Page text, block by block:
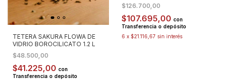
TETERA SAKURA FLOWA DE
VIDRIO BOROCILICATO 1.2 L
$48.500,00
$41.225,00 con
Transferencia o depósito
$126.700,00
$107.695,00 con
Transferencia o depósito
6 x $21.116,67 sin interés